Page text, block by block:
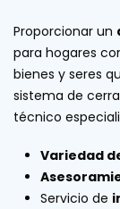
Proporcionar un
para hogares
bienes y seres
sistema de
técnico
Variedad
Servicio de